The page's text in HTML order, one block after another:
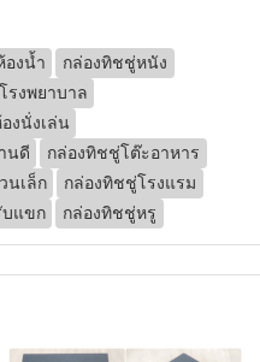
องน้ำ
กล่องทิชชู่หนัง
รงพยาบาล
งนั่งเล่น
นดี
กล่องทิชชู่โต๊ะอาหาร
นเล็ก
กล่องทิชชู่โรงแรม
บแขก กล่องทิชชู่หรู